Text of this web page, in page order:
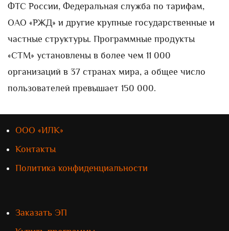
ФТС России, Федеральная служба по тарифам,
ОАО «РЖД» и другие крупные государственные и
частные структуры. Программные продукты
«СТМ» установлены в более чем 11 000
организаций в 37 странах мира, а общее число
пользователей превышает 150 000.
ООО «ИЛК»
Контакты
Политика конфиденциальности
Заказать ЭП